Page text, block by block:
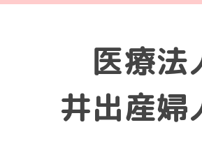
医療法
井出産婦